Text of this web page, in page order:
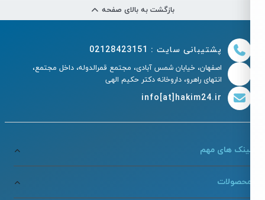
بازگشت به بالای صفحه
پشتیبانی سایت : 02128423151
اصفهان، خیابان شمس آبادی، مجتمع قمرالدوله، داخل مجتمع،
انتهای راهرو، داروخانه دکتر حکیم الهی
info[at]hakim24.ir
های مهم